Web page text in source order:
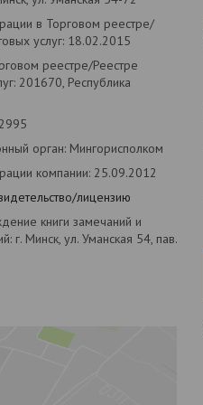
в Торговом реестре/
услуг: 18.02.2015
реестре/Реестре
201670, Республика
орган: Мингорисполком
компании: 25.09.2012
лицензию
книги замечаний и
г. Минск, ул. Уманская 54, пав.